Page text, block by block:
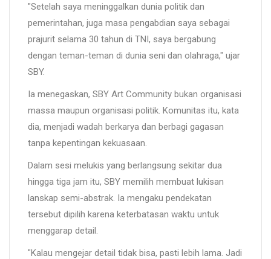
"Setelah saya meninggalkan dunia politik dan
pemerintahan, juga masa pengabdian saya sebagai
prajurit selama 30 tahun di TNI, saya bergabung
dengan teman-teman di dunia seni dan olahraga," ujar
SBY.
Ia menegaskan, SBY Art Community bukan organisasi
massa maupun organisasi politik. Komunitas itu, kata
dia, menjadi wadah berkarya dan berbagi gagasan
tanpa kepentingan kekuasaan.
Dalam sesi melukis yang berlangsung sekitar dua
hingga tiga jam itu, SBY memilih membuat lukisan
lanskap semi-abstrak. Ia mengaku pendekatan
tersebut dipilih karena keterbatasan waktu untuk
menggarap detail.
"Kalau mengejar detail tidak bisa, pasti lebih lama. Jadi